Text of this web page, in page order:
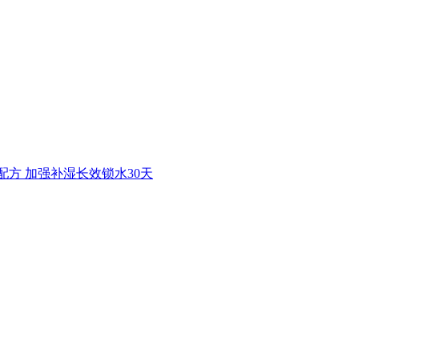
加强补湿长效锁水30天